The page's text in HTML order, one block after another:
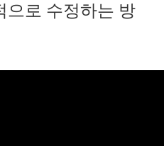
으로 수정하는 방